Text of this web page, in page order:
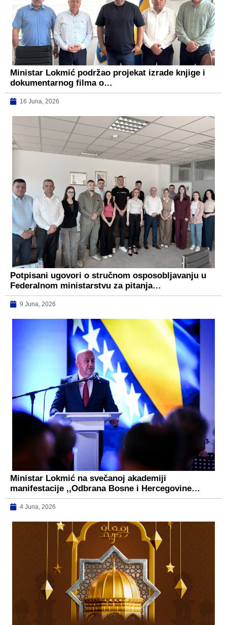
Ministar Lokmić podržao projekat izrade knjige i
dokumentarnog filma o…
16 Juna, 2026
Potpisani ugovori o stručnom osposobljavanju u
Federalnom ministarstvu za pitanja…
9 Juna, 2026
Ministar Lokmić na svečanoj akademiji
manifestacije ,,Odbrana Bosne i Hercegovine…
4 Juna, 2026